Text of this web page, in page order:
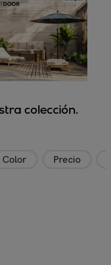
colección.
Color Precio